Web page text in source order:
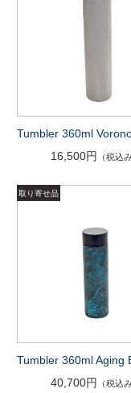
Tumbler 360ml
16,500円
（税込み
Tumbler 360ml Aging
40,700円
（税込み